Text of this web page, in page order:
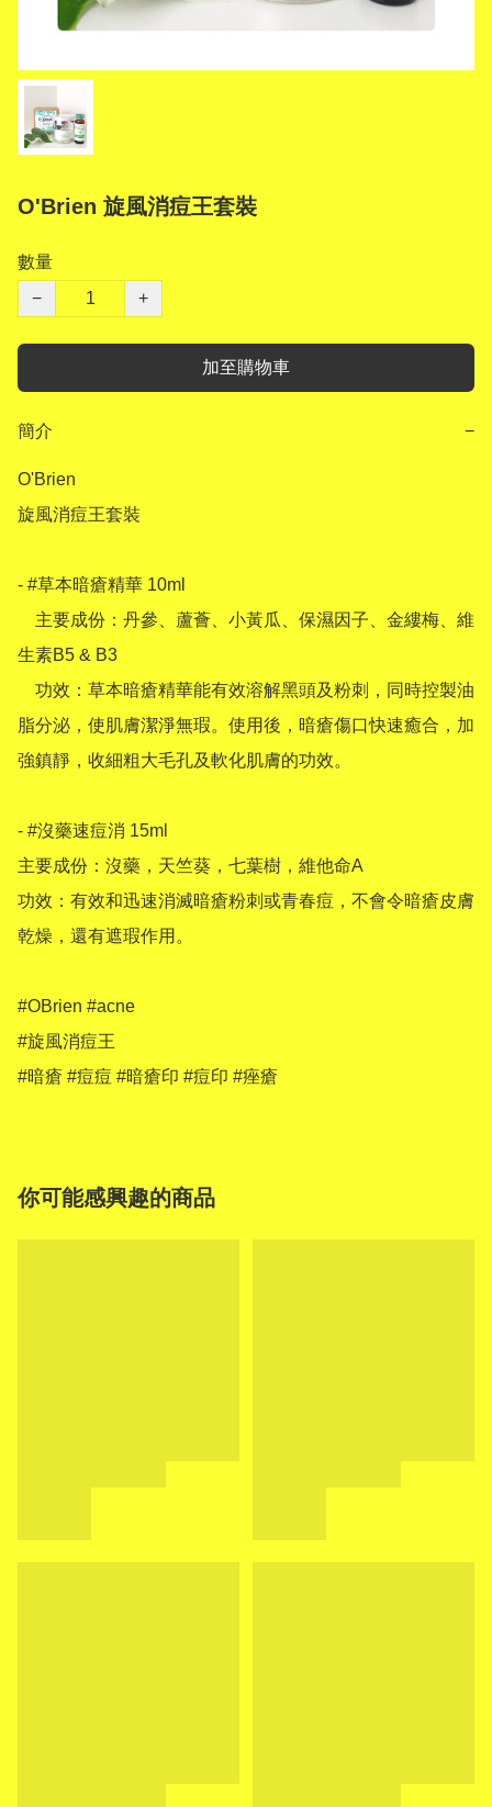
O'Brien 旋風消痘王套裝
數量
−
+
加至購物車
簡介 −
O'Brien
旋風消痘王套裝
- #草本暗瘡精華 10ml
生素B5 & B3
脂分泌，使肌膚潔淨無瑕。使用後，暗瘡傷口快速癒合，加
強鎮靜，收細粗大毛孔及軟化肌膚的功效。
- #沒藥速痘消 15ml
主要成份：沒藥，天竺葵，七葉樹，維他命A
功效：有效和迅速消滅暗瘡粉刺或青春痘，不會令暗瘡皮膚
乾燥，還有遮瑕作用。
#OBrien #acne
#旋風消痘王
你可能感興趣的商品